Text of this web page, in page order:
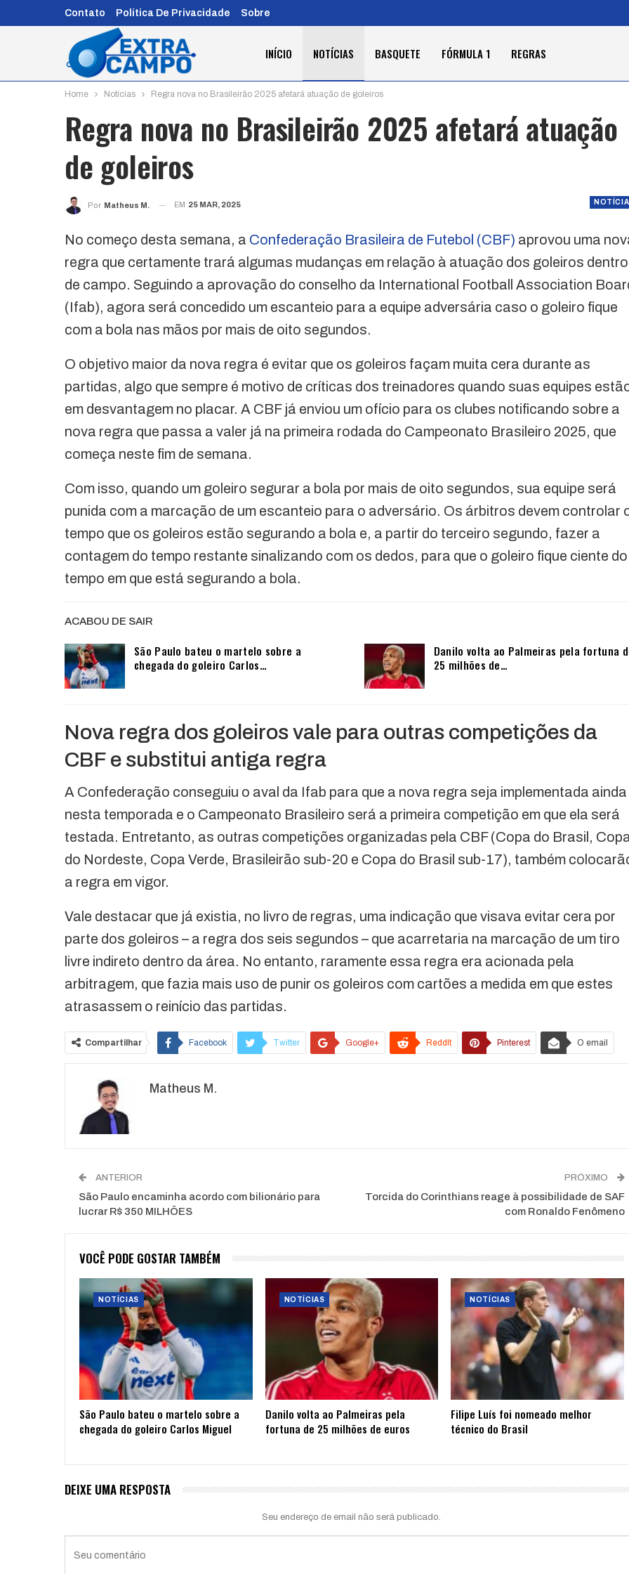
Contato Política De Privacidade Sobre
INÍCIO NOTÍCIAS BASQUETE FÓRMULA 1 REGRAS
Home Notícias Regra nova no Brasileirão 2025 afetará atuação de goleiros
Regra nova no Brasileirão 2025 afetará atuação
de goleiros
Por Matheus M. EM 25 MAR, 2025
No começo desta semana, a Confederação Brasileira de Futebol (CBF) aprovou uma
regra que certamente trará algumas mudanças em relação à atuação dos goleiros dentro
de campo. Seguindo a aprovação do conselho da International Football Association
(Ifab), agora será concedido um escanteio para a equipe adversária caso o goleiro fique
com a bola nas mãos por mais de oito segundos.
O objetivo maior da nova regra é evitar que os goleiros façam muita cera durante as
partidas, algo que sempre é motivo de críticas dos treinadores quando suas equipes
em desvantagem no placar. A CBF já enviou um ofício para os clubes notificando sobre a
nova regra que passa a valer já na primeira rodada do Campeonato Brasileiro 2025, que
começa neste fim de semana.
Com isso, quando um goleiro segurar a bola por mais de oito segundos, sua equipe será
punida com a marcação de um escanteio para o adversário. Os árbitros devem controlar
tempo que os goleiros estão segurando a bola e, a partir do terceiro segundo, fazer a
contagem do tempo restante sinalizando com os dedos, para que o goleiro fique ciente do
tempo em que está segurando a bola.
ACABOU DE SAIR
São Paulo bateu o martelo sobre a
chegada do goleiro Carlos…
Danilo volta ao Palmeiras pela fortuna
25 milhões de…
Nova regra dos goleiros vale para outras competições da
CBF e substitui antiga regra
A Confederação conseguiu o aval da Ifab para que a nova regra seja implementada ainda
nesta temporada e o Campeonato Brasileiro será a primeira competição em que ela será
testada. Entretanto, as outras competições organizadas pela CBF (Copa do Brasil,
do Nordeste, Copa Verde, Brasileirão sub-20 e Copa do Brasil sub-17), também
a regra em vigor.
Vale destacar que já existia, no livro de regras, uma indicação que visava evitar cera por
parte dos goleiros – a regra dos seis segundos – que acarretaria na marcação de um tiro
livre indireto dentro da área. No entanto, raramente essa regra era acionada pela
arbitragem, que fazia mais uso de punir os goleiros com cartões a medida em que estes
atrasassem o reinício das partidas.
Compartilhar Facebook Twitter Google+ ReddIt Pinterest O email
Matheus M.
ANTERIOR
São Paulo encaminha acordo com bilionário para
lucrar R$ 350 MILHÕES
PRÓXIMO
Torcida do Corinthians reage à possibilidade de SAF
com Ronaldo Fenômeno
VOCÊ PODE GOSTAR TAMBÉM
NOTÍCIAS
São Paulo bateu o martelo sobre a
chegada do goleiro Carlos Miguel
NOTÍCIAS
Danilo volta ao Palmeiras pela
fortuna de 25 milhões de euros
NOTÍCIAS
Filipe Luís foi nomeado melhor
técnico do Brasil
DEIXE UMA RESPOSTA
Seu endereço de email não será publicado.